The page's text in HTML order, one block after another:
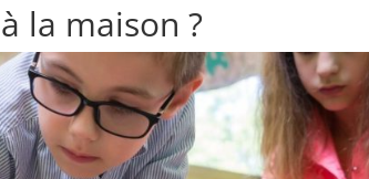
la maison ?